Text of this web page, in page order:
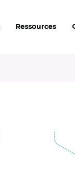
Ressources